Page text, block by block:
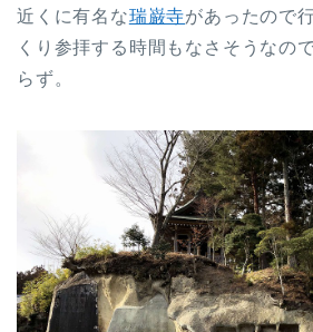
近くに有名な瑞巌寺があったので
くり参拝する時間もなさそうなの
らず。